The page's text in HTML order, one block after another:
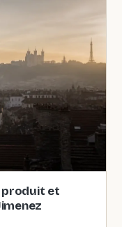
produit et